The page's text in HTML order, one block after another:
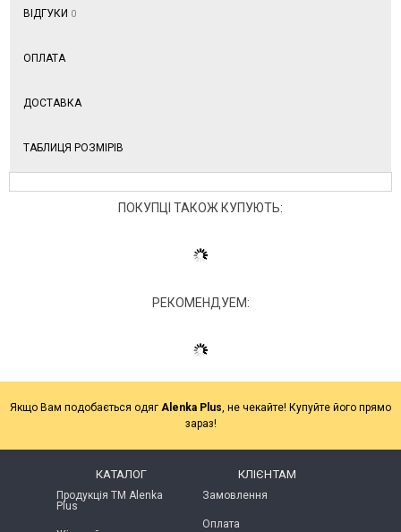
ВІДГУКИ 0
ОПЛАТА
ДОСТАВКА
ТАБЛИЦЯ РОЗМІРІВ
ПОКУПЦІ ТАКОЖ КУПУЮТЬ:
РЕКОМЕНДУЕМ:
Якщо Вам подобається одяг Alenka Plus , не чекайте! Купуйте його прямо
зараз!
КАТАЛОГ
Продукція ТМ Alenka
Plus
КЛІЄНТАМ
Замовлення
Оплата